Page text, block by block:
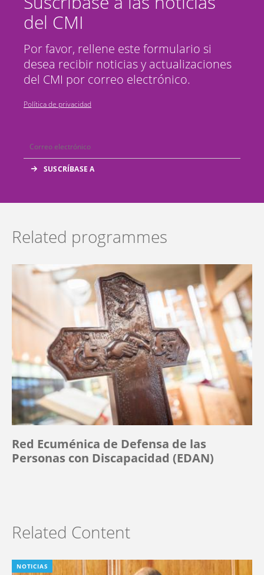
del CMI
Por favor, rellene este formulario si
desea recibir noticias y actualizaciones
del CMI por correo electrónico.
Política de privacidad
Related programmes
Red Ecuménica de Defensa de las
Personas con Discapacidad (EDAN)
Related Content
NOTICIAS